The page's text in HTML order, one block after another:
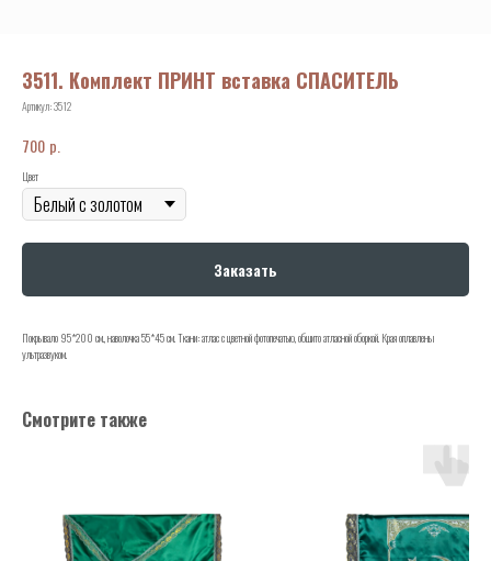
3511. Комплект ПРИНТ вставка СПАСИТЕЛЬ
Артикул:3512
700 р.
Цвет
Заказать
Покрывало 95*200 см., наволочка 55*45 см. Ткани: атлас с цветной фотопечатью, обшито атласной оборкой. Края оплавлены
ультразвуком.
Смотрите также